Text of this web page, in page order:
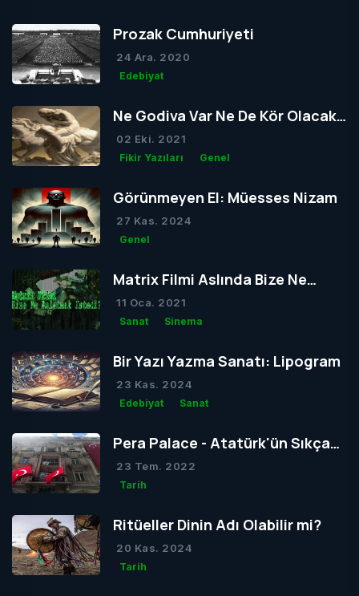
Prozak Cumhuriyeti
24 Ara. 2020
Edebiyat
Ne Godiva Var Ne De Kör Olacak
Tom
02 Eki. 2021
Fikir Yazıları Genel
Görünmeyen El: Müesses Nizam
27 Kas. 2024
Genel
Matrix Filmi Aslında Bize Ne
Anlatmak İstedi?
11 Oca. 2021
Sanat Sinema
Bir Yazı Yazma Sanatı: Lipogram
23 Kas. 2024
Edebiyat Sanat
Pera Palace - Atatürk'ün Sıkça
Konakladığı Otel
23 Tem. 2022
Tarih
Ritüeller Dinin Adı Olabilir mi?
20 Kas. 2024
Tarih